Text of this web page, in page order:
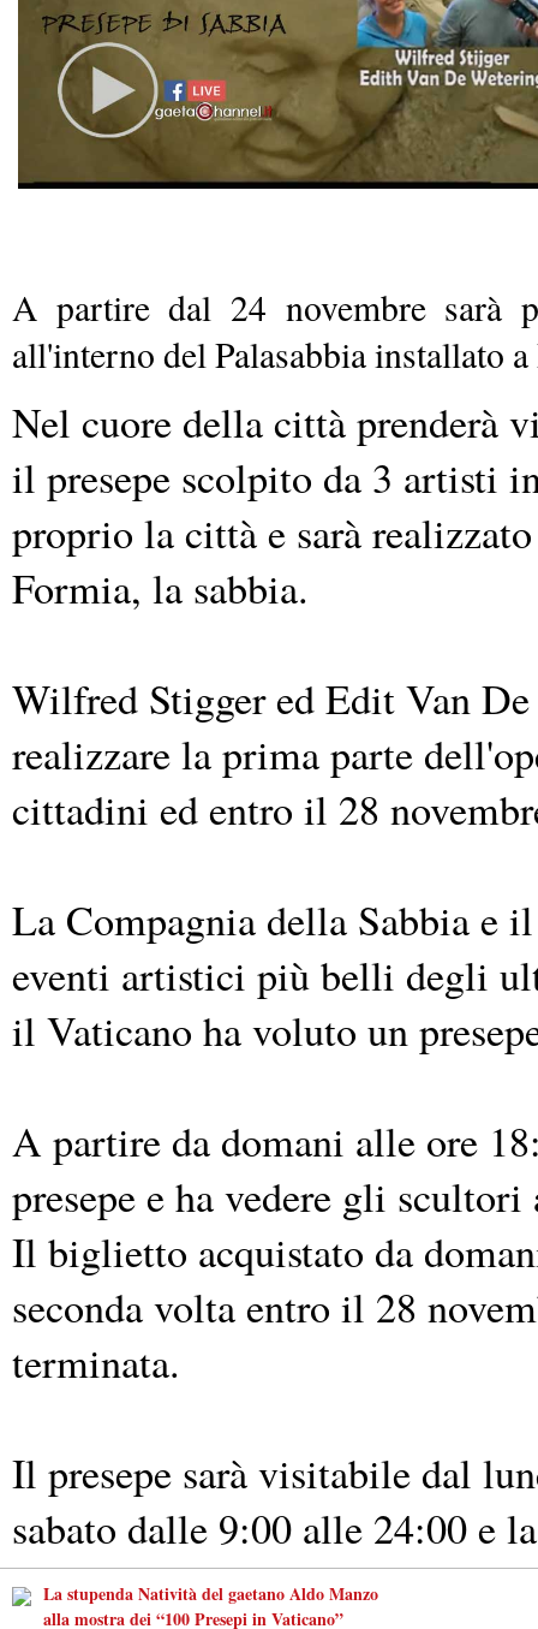
A partire dal 24 novembre sarà
all'interno del Palasabbia installato
Nel cuore della città prenderà
il presepe scolpito da 3 artisti
proprio la città e sarà
Formia, la sabbia.
Wilfred Stigger ed Edit Van
realizzare la prima parte
cittadini ed entro il 28
La Compagnia della Sabbia e
eventi artistici più belli degli
il Vaticano ha voluto un
A partire da domani alle ore
presepe e ha vedere gli
Il biglietto acquistato da
seconda volta entro il 28
terminata.
Il presepe sarà visitabile dal
sabato dalle 9:00 alle 24:00 e
La stupenda Natività del gaetano Aldo Manzo
alla mostra dei “100 Presepi in Vaticano”